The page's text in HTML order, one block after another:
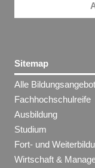
Sitemap
Alle
Fachhochschulreife
Ausbildung
Studium
Fort- und
Wirtschaft &